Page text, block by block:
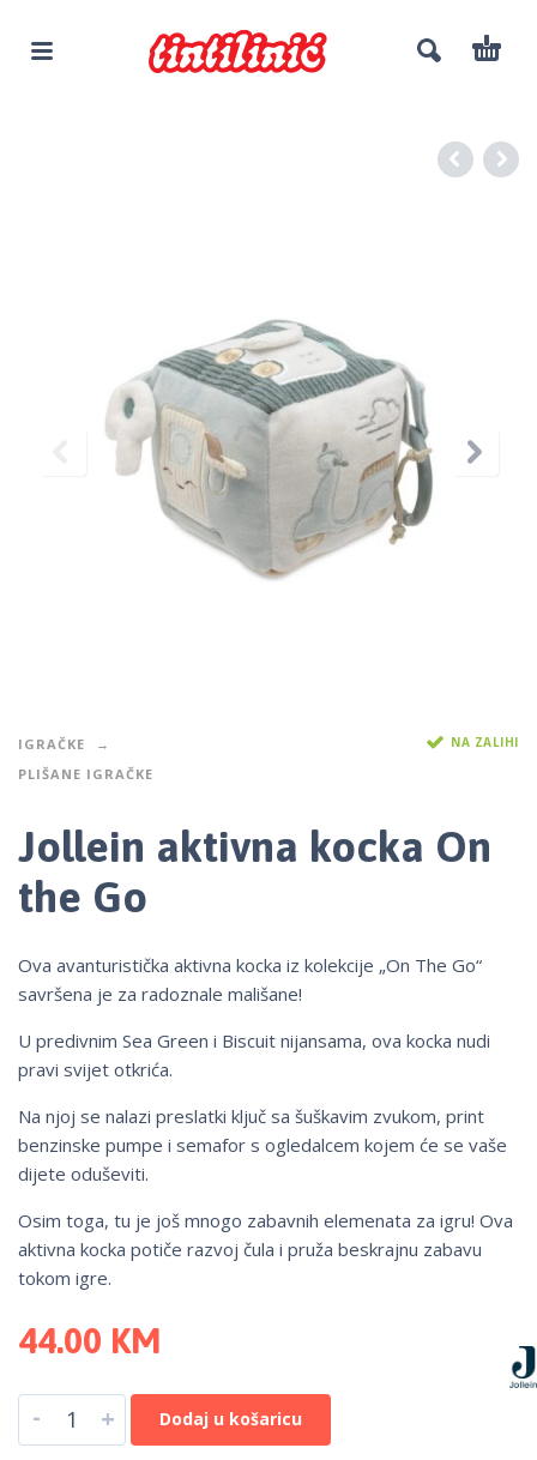
IGRAČKE
PLIŠANE IGRAČKE
NA ZALIHI
Jollein aktivna kocka On
the Go
Ova avanturistička aktivna kocka iz kolekcije „On The Go“
savršena je za radoznale mališane!
U predivnim Sea Green i Biscuit nijansama, ova kocka nudi
pravi svijet otkrića.
Na njoj se nalazi preslatki ključ sa šuškavim zvukom, print
benzinske pumpe i semafor s ogledalcem kojem će se vaše
dijete oduševiti.
Osim toga, tu je još mnogo zabavnih elemenata za igru! Ova
aktivna kocka potiče razvoj čula i pruža beskrajnu zabavu
tokom igre.
44.00 KM
- + Dodaj u košaricu